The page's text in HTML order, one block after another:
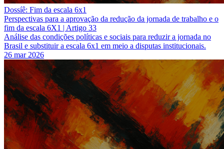
Dossíê: Fim da escala 6x1
Perspectivas para a aprovação da redução da jornada de trabalho e o
fim da escala 6X1 | Artigo 33
Análise das condições políticas e sociais para reduzir a jornada no
Brasil e substituir a escala 6x1 em meio a disputas institucionais.
26 mar 2026